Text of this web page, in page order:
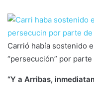
Carrió había sostenido
“persecución” por
“Y a Arribas,